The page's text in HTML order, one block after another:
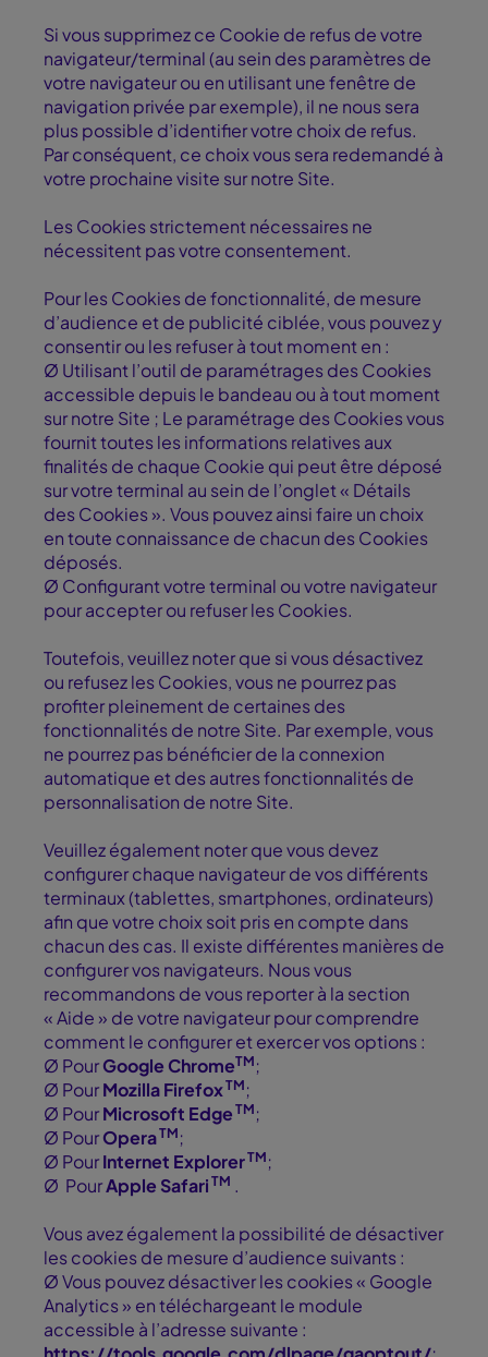
Si vous supprimez ce Cookie de refus de votre
navigateur/terminal (au sein des paramètres de
votre navigateur ou en utilisant une fenêtre de
navigation privée par exemple), il ne nous sera
plus possible d’identifier votre choix de refus.
Par conséquent, ce choix vous sera redemandé à
votre prochaine visite sur notre Site.
Les Cookies strictement nécessaires ne
nécessitent pas votre consentement.
Pour les Cookies de fonctionnalité, de mesure
d’audience et de publicité ciblée, vous pouvez y
consentir ou les refuser à tout moment en :
Ø Utilisant l’outil de paramétrages des Cookies
accessible depuis le bandeau ou à tout moment
sur notre Site ; Le paramétrage des Cookies vous
fournit toutes les informations relatives aux
finalités de chaque Cookie qui peut être déposé
sur votre terminal au sein de l’onglet « Détails
des Cookies ». Vous pouvez ainsi faire un choix
en toute connaissance de chacun des Cookies
déposés.
Ø Configurant votre terminal ou votre navigateur
pour accepter ou refuser les Cookies.
Toutefois, veuillez noter que si vous désactivez
ou refusez les Cookies, vous ne pourrez pas
profiter pleinement de certaines des
fonctionnalités de notre Site. Par exemple, vous
ne pourrez pas bénéficier de la connexion
automatique et des autres fonctionnalités de
personnalisation de notre Site.
Veuillez également noter que vous devez
configurer chaque navigateur de vos différents
terminaux (tablettes, smartphones, ordinateurs)
afin que votre choix soit pris en compte dans
chacun des cas. Il existe différentes manières de
configurer vos navigateurs. Nous vous
recommandons de vous reporter à la section
« Aide » de votre navigateur pour comprendre
comment le configurer et exercer vos options :
Ø PourGoogle ChromeTM ;
Ø PourMozilla FirefoxTM ;
Ø PourMicrosoft Edge TM ;
Ø PourOperaTM ;
Ø PourInternet ExplorerTM ;
Ø PourApple Safari TM .
Vous avez également la possibilité de désactiver
les cookies de mesure d’audience suivants :
Ø Vous pouvez désactiver les cookies « Google
Analytics » en téléchargeant le module
accessible à l’adresse suivante :